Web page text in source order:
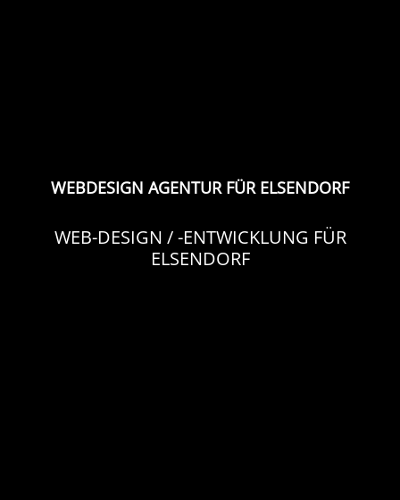
WEBDESIGN AGENTUR FÜR ELSENDORF
WEB-DESIGN / -ENTWICKLUNG FÜR
ELSENDORF